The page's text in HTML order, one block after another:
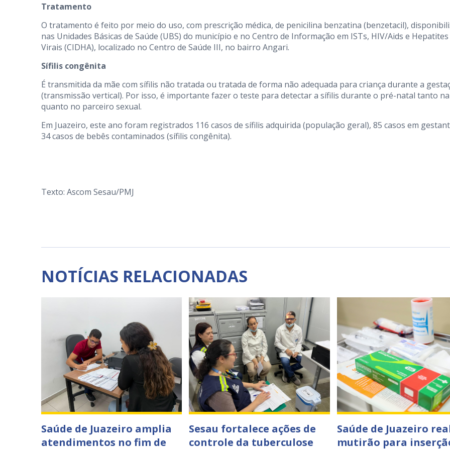
Tratamento
O tratamento é feito por meio do uso, com prescrição médica, de penicilina benzatina (benzetacil),
nas Unidades Básicas de Saúde (UBS) do município e no Centro de Informação em ISTs, HIV/Aids e Hepatites
Virais (CIDHA), localizado no Centro de Saúde III, no bairro Angari.
Sífilis congênita
É transmitida da mãe com sífilis não tratada ou tratada de forma não adequada para criança durante a
(transmissão vertical). Por isso, é importante fazer o teste para detectar a sífilis durante o pré-natal tanto
quanto no parceiro sexual.
Em Juazeiro, este ano foram registrados 116 casos de sífilis adquirida (população geral), 85 casos em
34 casos de bebês contaminados (sífilis congênita).
Texto: Ascom Sesau/PMJ
NOTÍCIAS RELACIONADAS
Saúde de Juazeiro amplia
atendimentos no fim de
Sesau fortalece ações de
controle da tuberculose
Saúde de Juazeiro
mutirão para